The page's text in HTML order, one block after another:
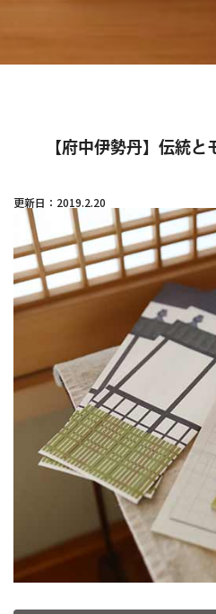
【府中伊勢丹】伝統
更新日：2019.2.20